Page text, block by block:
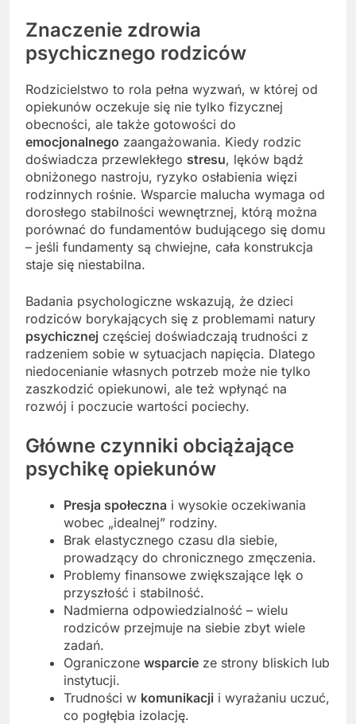
Znaczenie zdrowia
psychicznego rodziców
Rodzicielstwo to rola pełna wyzwań, w której od
opiekunów oczekuje się nie tylko fizycznej
obecności, ale także gotowości do
emocjonalnego zaangażowania. Kiedy rodzic
doświadcza przewlekłego stresu, lęków bądź
obniżonego nastroju, ryzyko osłabienia więzi
rodzinnych rośnie. Wsparcie malucha wymaga od
dorosłego stabilności wewnętrznej, którą można
porównać do fundamentów budującego się domu
– jeśli fundamenty są chwiejne, cała konstrukcja
staje się niestabilna.
Badania psychologiczne wskazują, że dzieci
rodziców borykających się z problemami natury
psychicznej częściej doświadczają trudności z
radzeniem sobie w sytuacjach napięcia. Dlatego
niedocenianie własnych potrzeb może nie tylko
zaszkodzić opiekunowi, ale też wpłynąć na
rozwój i poczucie wartości pociechy.
Główne czynniki obciążające
psychikę opiekunów
Presja społeczna i wysokie oczekiwania
wobec „idealnej” rodziny.
Brak elastycznego czasu dla siebie,
prowadzący do chronicznego zmęczenia.
Problemy finansowe zwiększające lęk o
przyszłość i stabilność.
Nadmierna odpowiedzialność – wielu
rodziców przejmuje na siebie zbyt wiele
zadań.
Ograniczone wsparcie ze strony bliskich lub
instytucji.
Trudności w komunikacji i wyrażaniu uczuć,
co pogłębia izolację.